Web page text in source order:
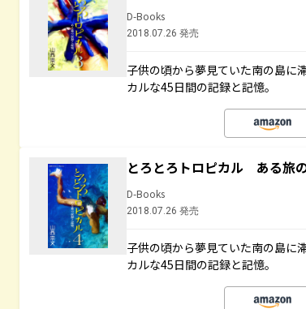
D-Books
2018.07.26 発売
子供の頃から夢見ていた南の島に
カルな45日間の記録と記憶。
とろとろトロピカル ある旅
D-Books
2018.07.26 発売
子供の頃から夢見ていた南の島に
カルな45日間の記録と記憶。